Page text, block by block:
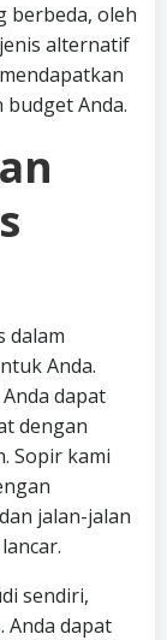
berbeda, oleh
alternatif
Anda.
dalam
Anda.
dapat
dengan
Sopir kami
jalan-jalan
sendiri,
Anda dapat